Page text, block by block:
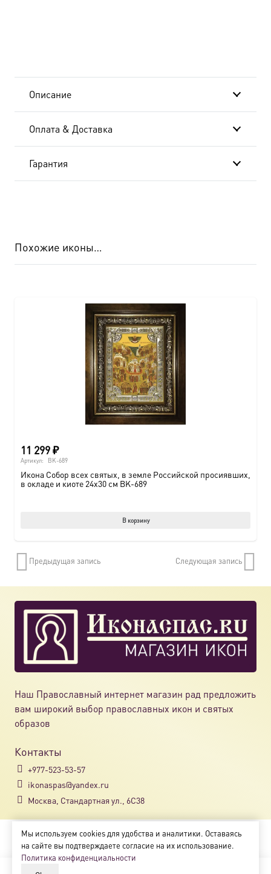
Описание
Оплата & Доставка
Гарантия
Похожие иконы…
11 299₽
Артикул: BK-689
Икона Собор всех святых, в земле Российской просиявших,
в окладе и киоте 24х30 см BK-689
В корзину
Предыдущая запись Следующая запись
Наш Православный интернет магазин рад предложить
вам широкий выбор православных икон и святых
образов
Контакты
+977-523-53-57
ikonaspas@yandex.ru
Москва, Стандартная ул., 6С38
Copyright © 2018-2025
Магазин православных икон «ikonaspas.ru»
Мы используем cookies для удобства и аналитики. Оставаясь
на сайте вы подтверждаете согласие на их использование.
Политика конфиденциальности